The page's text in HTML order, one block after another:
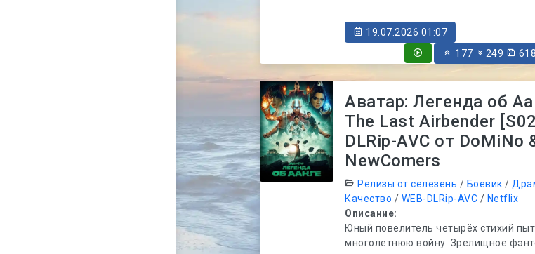
19.07.2026 01:07
177
249 618
Аватар: Легенда об
The Last Airbender
DLRip-AVC от DoMiNo
NewComers
Релизы от селезень / Боевик /
Качество / WEB-DLRip-AVC / Netflix
Описание:
Юный повелитель четырёх стихий
многолетнюю войну. Зрелищное